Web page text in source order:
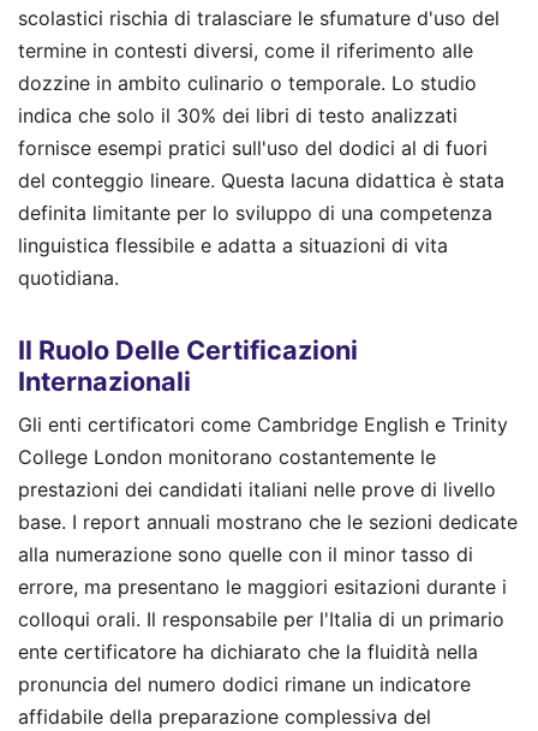
scolastici rischia di tralasciare le sfumature d'uso del
termine in contesti diversi, come il riferimento alle
dozzine in ambito culinario o temporale. Lo studio
indica che solo il 30% dei libri di testo analizzati
fornisce esempi pratici sull'uso del dodici al di fuori
del conteggio lineare. Questa lacuna didattica è stata
definita limitante per lo sviluppo di una competenza
linguistica flessibile e adatta a situazioni di vita
quotidiana.
Il Ruolo Delle Certificazioni
Internazionali
Gli enti certificatori come Cambridge English e Trinity
College London monitorano costantemente le
prestazioni dei candidati italiani nelle prove di livello
base. I report annuali mostrano che le sezioni dedicate
alla numerazione sono quelle con il minor tasso di
errore, ma presentano le maggiori esitazioni durante i
colloqui orali. Il responsabile per l'Italia di un primario
ente certificatore ha dichiarato che la fluidità nella
pronuncia del numero dodici rimane un indicatore
affidabile della preparazione complessiva del